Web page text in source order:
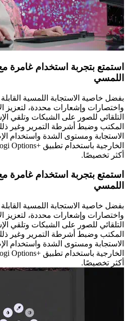
استمتع بتجربة استخدام غامرة
اللمسي
بفضل خاصية الاستجابة اللمسية
واختصارات وإشعارات محددة، لتعزيز
التلقائي للصور على الشبكات وتلقي
المكتب وضبط أشرطة التمرير وغير
الاستجابة ومستوى الشدة واستخدام
أكثر تخصيصًا.
استمتع بتجربة استخدام غامرة
اللمسي
بفضل خاصية الاستجابة اللمسية
واختصارات وإشعارات محددة، لتعزيز
التلقائي للصور على الشبكات وتلقي
المكتب وضبط أشرطة التمرير وغير
الاستجابة ومستوى الشدة واستخدام
أكثر تخصيصًا.